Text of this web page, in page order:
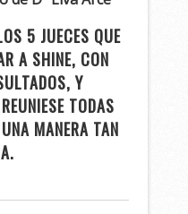
5 JUECES QUE
A SHINE, CON
Y
TODAS
MANERA TAN